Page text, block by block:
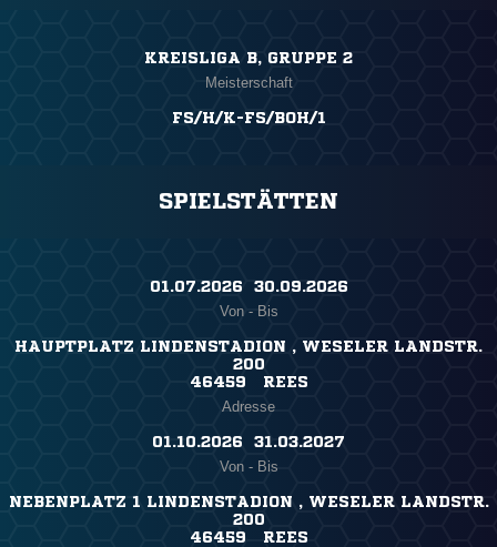
KREISLIGA B, GRUPPE 2
Meisterschaft
FS/H/K-FS/BOH/1
SPIELSTÄTTEN
01.07.2026 ​ 30.09.2026
Von - Bis
HAUPTPLATZ LINDENSTADION , WESELER LANDSTR.
200
46459 REES
Adresse
01.10.2026 ​ 31.03.2027
Von - Bis
NEBENPLATZ 1 LINDENSTADION , WESELER LANDSTR.
200
46459 REES